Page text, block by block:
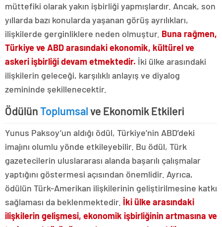
müttefiki olarak yakın işbirliği yapmışlardır. Ancak, son
yıllarda bazı konularda yaşanan görüş ayrılıkları,
ilişkilerde gerginliklere neden olmuştur. Buna rağmen,
Türkiye ve ABD arasındaki ekonomik, kültürel ve
askeri işbirliği devam etmektedir. İki ülke arasındaki
ilişkilerin geleceği, karşılıklı anlayış ve diyalog
zemininde şekillenecektir.
ÖdülünToplumsalve Ekonomik Etkileri
Yunus Paksoy’un aldığı ödül, Türkiye’nin ABD’deki
imajını olumlu yönde etkileyebilir. Bu ödül, Türk
gazetecilerin uluslararası alanda başarılı çalışmalar
yaptığını göstermesi açısından önemlidir. Ayrıca,
ödülün Türk-Amerikan ilişkilerinin geliştirilmesine katkı
sağlaması da beklenmektedir. İki ülke arasındaki
ilişkilerin gelişmesi, ekonomik işbirliğinin artmasına ve